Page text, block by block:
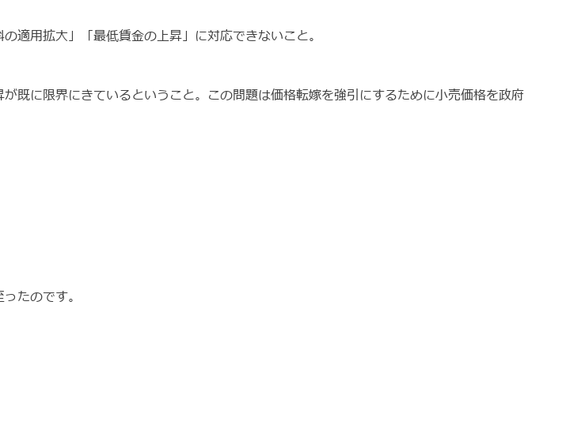
適用拡大」「最低賃金の上昇」に対応できないこと。
既に限界にきているということ。この問題は価格転嫁を強引にするために小売価格を政府
たのです。